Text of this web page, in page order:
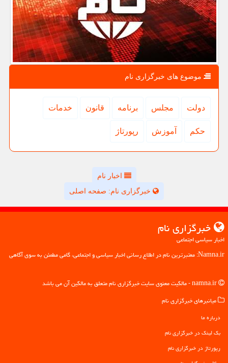
موضوع های خبرگزاری نام
دولت مجلس برنامه قانون خدمات
حكم آموزش رپورتاژ
اخبار نام
خبرگزاری نام: صفحه اصلی
خبرگزاری نام
اخبار سیاسی اجتماعی
Namna.ir: معتبرترین نام در اطلاع رسانی اخبار سیاسی و اجتماعی، گامی مطمئن به سوی آگاهی
میانبرهای خبرگزاری نام
درباره ما
بک لینک در خبرگزاری نام
رپورتاژ در خبرگزاری نام